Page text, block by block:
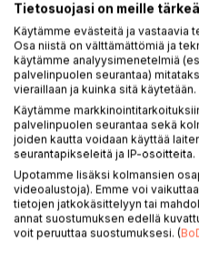
KUVAUS
Kristuksen oikeudenkäynnin
evankeliumin kertomuksiin
saatuihin tietoihin. Näiden
on voitu todeta ainakin viisi
liittyvää kuulustelua.
Jeesus viipyi pitempään
ettei Jeesus ollut
eikä pitänyt sapattia siten
Vaa'assa ei painanut mitään
sairauksien parantamiset,
Tietosuojasi on meille tärkeä
Käytämme evästeitä ja vastaavia
Osa niistä on välttämättömiä ja
käytämme analyysimenetelmiä
palvelinpuolen seurantaa)
vieraillaan ja kuinka sitä käytetään.
Käytämme
palvelinpuolen seurantaa sekä
joiden kautta voidaan käyttää
seurantapikseleitä ja IP-osoitteita.
Upotamme lisäksi kolmansien
videoalustoja). Emme voi
tietojen jatkokäsittelyyn tai
annat suostumuksen edellä
voit peruuttaa suostumuksesi. (